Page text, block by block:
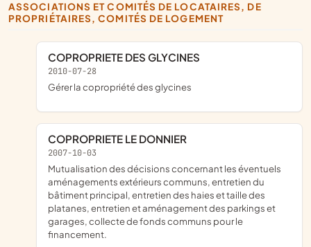
ASSOCIATIONS ET COMITÉS DE LOCATAIRES, DE
PROPRIÉTAIRES, COMITÉS DE LOGEMENT
COPROPRIETE DES GLYCINES
2010-07-28
gérer la copropriété des glycines
COPROPRIETE LE DONNIER
2007-10-03
mutualisation des décisions concernant les éventuels
aménagements extérieurs communs, entretien du
bâtiment principal, entretien des haies et taille des
platanes, entretien et aménagement des parkings et
garages, collecte de fonds communs pour le
financement.